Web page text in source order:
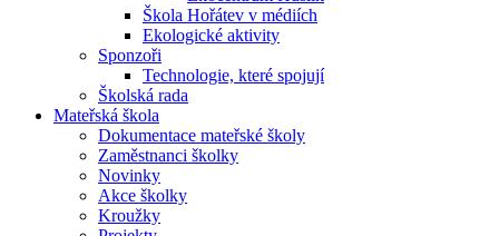
Škola Hořátev v médiích
Ekologické aktivity
Sponzoři
Technologie, které spojují
Školská rada
Mateřská škola
Dokumentace mateřské školy
Zaměstnanci školky
Novinky
Akce školky
Kroužky